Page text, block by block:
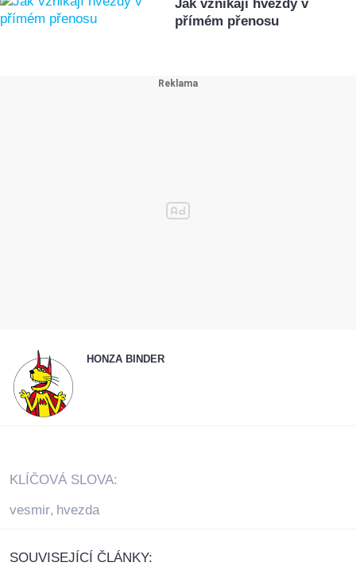
Jak vznikají hvězdy v
přímém přenosu
HONZA BINDER
KLÍČOVÁ SLOVA:
vesmir, hvezda
SOUVISEJÍCÍ ČLÁNKY: